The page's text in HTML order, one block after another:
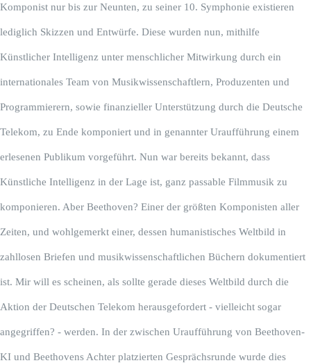
Komponist nur bis zur Neunten, zu seiner 10. Symphonie existieren
lediglich Skizzen und Entwürfe. Diese wurden nun, mithilfe
Künstlicher Intelligenz unter menschlicher Mitwirkung durch ein
internationales Team von Musikwissenschaftlern, Produzenten und
Programmierern, sowie finanzieller Unterstützung durch die Deutsche
Telekom, zu Ende komponiert und in genannter Uraufführung einem
erlesenen Publikum vorgeführt. Nun war bereits bekannt, dass
Künstliche Intelligenz in der Lage ist, ganz passable Filmmusik zu
komponieren. Aber Beethoven? Einer der größten Komponisten aller
Zeiten, und wohlgemerkt einer, dessen humanistisches Weltbild in
zahllosen Briefen und musikwissenschaftlichen Büchern dokumentiert
ist. Mir will es scheinen, als sollte gerade dieses Weltbild durch die
Aktion der Deutschen Telekom herausgefordert - vielleicht sogar
angegriffen? - werden. In der zwischen Uraufführung von Beethoven-
KI und Beethovens Achter platzierten Gesprächsrunde wurde dies